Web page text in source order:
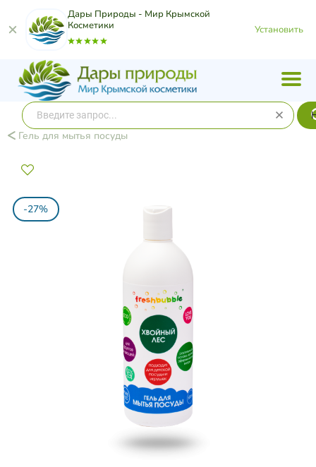
Дары Природы - Мир Крымской
Косметики
Установить
Гель для мытья посуды
-27%